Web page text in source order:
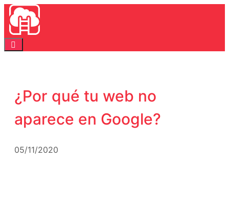
Saltar
al
contenido
Menú
¿Por qué tu web no
aparece en Google?
05/11/2020